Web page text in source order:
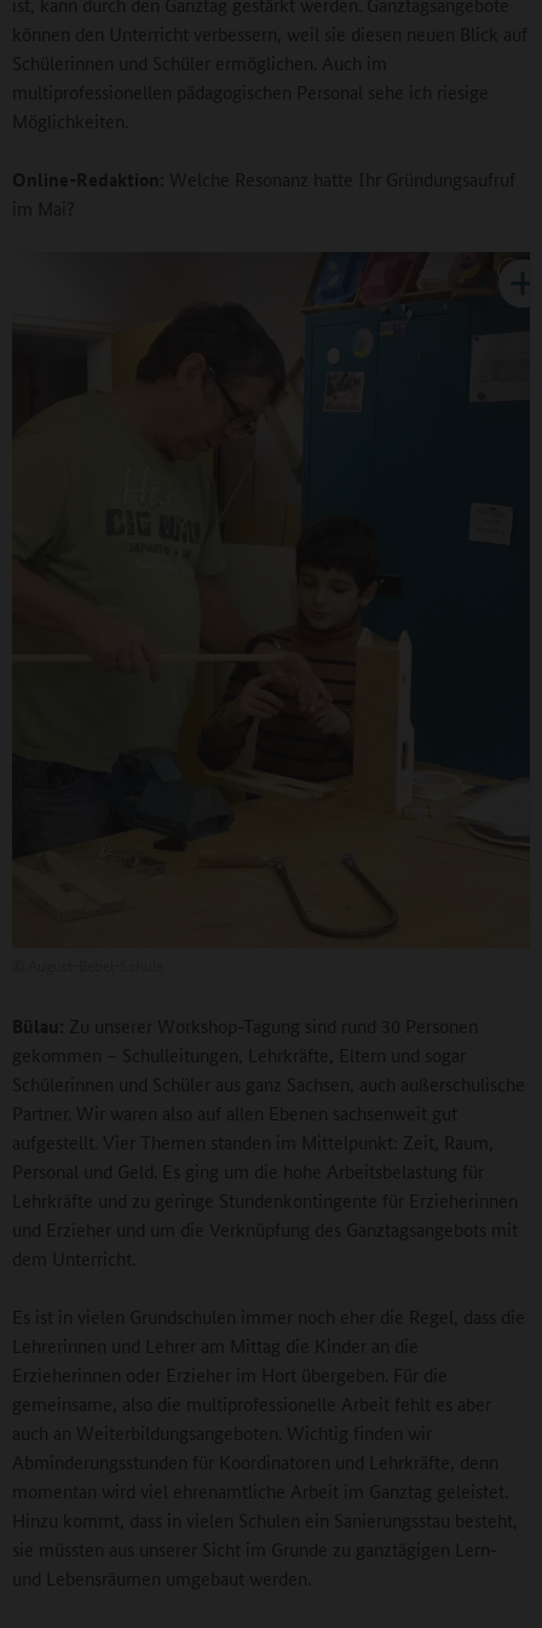
können den Unterricht verbessern, weil sie diesen neuen Blick auf
Schülerinnen und Schüler ermöglichen. Auch im
multiprofessionellen pädagogischen Personal sehe ich riesige
Möglichkeiten.
Online-Redaktion: Welche Resonanz hatte Ihr Gründungsaufruf
im Mai?
Bülau: Zu unserer Workshop-Tagung sind rund 30 Personen
gekommen – Schulleitungen, Lehrkräfte, Eltern und sogar
Schülerinnen und Schüler aus ganz Sachsen, auch außerschulische
Partner. Wir waren also auf allen Ebenen sachsenweit gut
aufgestellt. Vier Themen standen im Mittelpunkt: Zeit, Raum,
Personal und Geld. Es ging um die hohe Arbeitsbelastung für
Lehrkräfte und zu geringe Stundenkontingente für Erzieherinnen
und Erzieher und um die Verknüpfung des Ganztagsangebots mit
dem Unterricht.
Es ist in vielen Grundschulen immer noch eher die Regel, dass die
Lehrerinnen und Lehrer am Mittag die Kinder an die
Erzieherinnen oder Erzieher im Hort übergeben. Für die
gemeinsame, also die multiprofessionelle Arbeit fehlt es aber
auch an Weiterbildungsangeboten. Wichtig finden wir
Abminderungsstunden für Koordinatoren und Lehrkräfte, denn
momentan wird viel ehrenamtliche Arbeit im Ganztag geleistet.
Hinzu kommt, dass in vielen Schulen ein Sanierungsstau besteht,
sie müssten aus unserer Sicht im Grunde zu ganztägigen Lern-
und Lebensräumen umgebaut werden.